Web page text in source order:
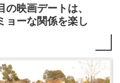
映画デートは、
ョーな関係を楽し